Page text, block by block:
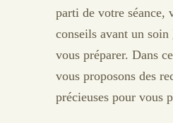
parti de votre séance,
conseils avant un soin
vous préparer. Dans
vous proposons des
précieuses pour vous